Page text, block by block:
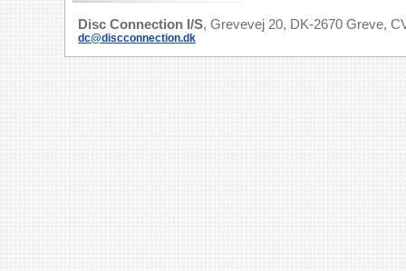
Disc Connection I/S, Grevevej 20, DK-2670 Greve,
dc@discconnection.dk